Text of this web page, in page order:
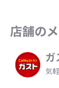
店舗の
ガ
気